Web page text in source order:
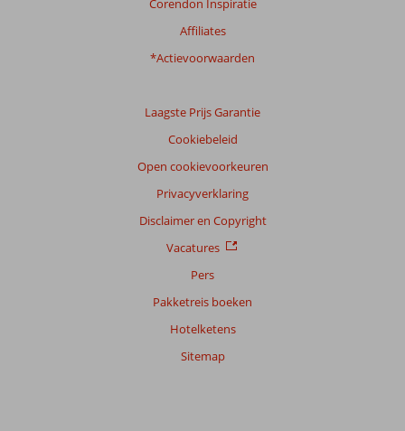
Corendon Inspiratie
Affiliates
*Actievoorwaarden
Laagste Prijs Garantie
Cookiebeleid
Open cookievoorkeuren
Privacyverklaring
Disclaimer en Copyright
Vacatures
Pers
Pakketreis boeken
Hotelketens
Sitemap